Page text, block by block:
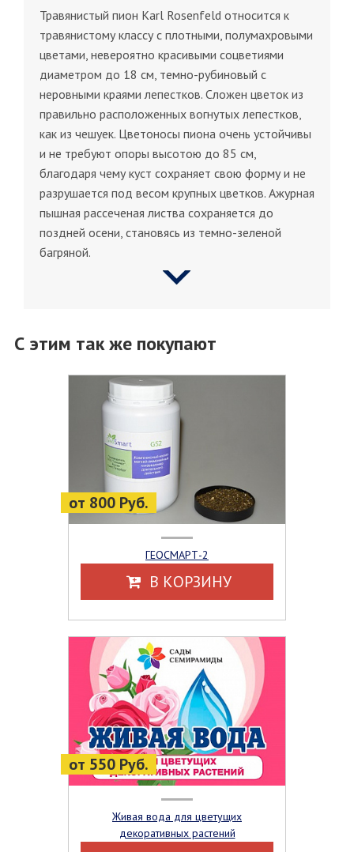
Травянистый пион Karl Rosenfeld относится к
травянистому классу с плотными, полумахровыми
цветами, невероятно красивыми соцветиями
диаметром до 18 см, темно-рубиновый с
неровными краями лепестков. Сложен цветок из
правильно расположенных вогнутых лепестков,
как из чешуек. Цветоносы пиона очень устойчивы
и не требуют опоры высотою до 85 см,
благодаря чему куст сохраняет свою форму и не
разрушается под весом крупных цветков. Ажурная
пышная рассеченая листва сохраняется до
поздней осени, становясь из темно-зеленой
багряной.
С этим так же покупают
от 800 Руб.
ГЕОСМАРТ-2
В КОРЗИНУ
от 550 Руб.
Живая вода для цветущих
декоративных растений